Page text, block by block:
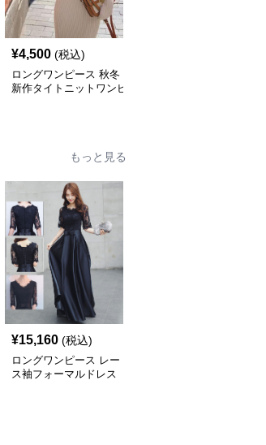
¥4,500 (税込)
ロングワンピース 秋冬
新作タイトニットワンピ
もっと見る
¥15,160 (税込)
ロングワンピース レー
ス袖フォーマルドレス